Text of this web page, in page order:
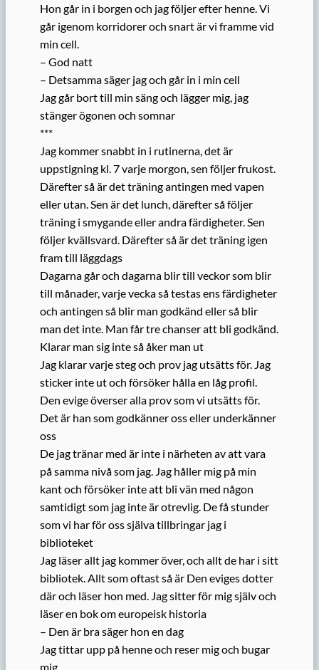
Hon går in i borgen och jag följer efter henne. Vi
går igenom korridorer och snart är vi framme vid
min cell.
– God natt
– Detsamma säger jag och går in i min cell
Jag går bort till min säng och lägger mig, jag
stänger ögonen och somnar
***
Jag kommer snabbt in i rutinerna, det är
uppstigning kl. 7 varje morgon, sen följer frukost.
Därefter så är det träning antingen med vapen
eller utan. Sen är det lunch, därefter så följer
träning i smygande eller andra färdigheter. Sen
följer kvällsvard. Därefter så är det träning igen
fram till läggdags
Dagarna går och dagarna blir till veckor som blir
till månader, varje vecka så testas ens färdigheter
och antingen så blir man godkänd eller så blir
man det inte. Man får tre chanser att bli godkänd.
Klarar man sig inte så åker man ut
Jag klarar varje steg och prov jag utsätts för. Jag
sticker inte ut och försöker hålla en låg profil.
Den evige överser alla prov som vi utsätts för.
Det är han som godkänner oss eller underkänner
oss
De jag tränar med är inte i närheten av att vara
på samma nivå som jag. Jag håller mig på min
kant och försöker inte att bli vän med någon
samtidigt som jag inte är otrevlig. De få stunder
som vi har för oss själva tillbringar jag i
biblioteket
Jag läser allt jag kommer över, och allt de har i sitt
bibliotek. Allt som oftast så är Den eviges dotter
där och läser hon med. Jag sitter för mig själv och
läser en bok om europeisk historia
– Den är bra säger hon en dag
Jag tittar upp på henne och reser mig och bugar
mig